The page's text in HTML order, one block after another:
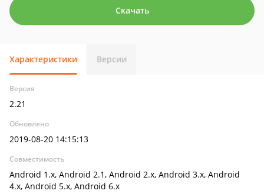
Скачать
Характеристики Версии
Версия
2.21
Обновлено
2019-08-20 14:15:13
Совместимость
Android 1.x, Android 2.1, Android 2.x, Android 3.x, Android
4.x, Android 5.x, Android 6.x